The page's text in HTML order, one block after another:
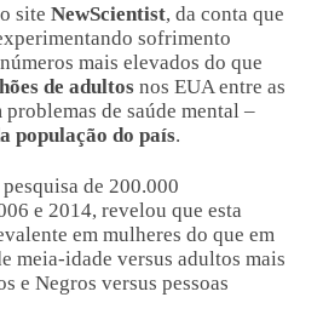
site NewScientist, da conta que
sofrimento
mais elevados do que
de adultos nos EUA entre as
de saúde mental –
população do país.
de 200.000
e 2014, revelou que esta
em mulheres do que em
meia-idade versus adultos mais
e Negros versus pessoas